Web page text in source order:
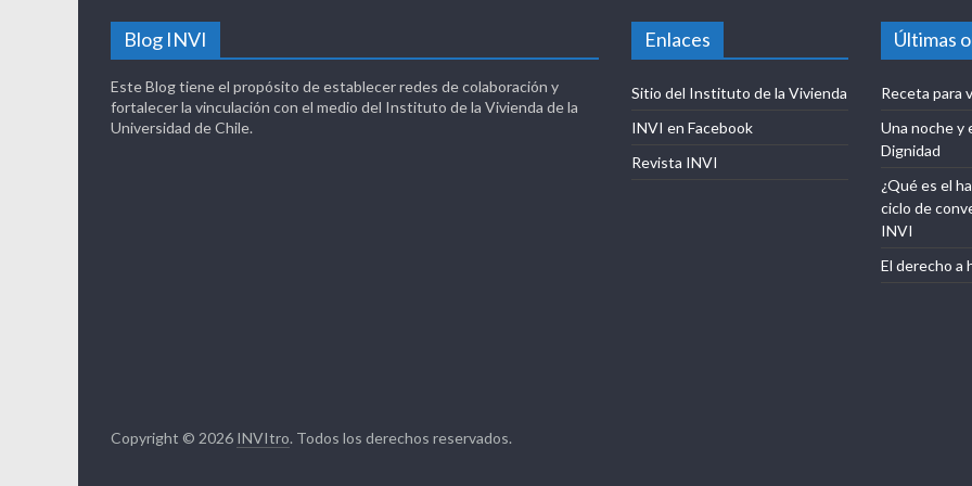
Blog INVI
Este Blog tiene el propósito de establecer redes de colaboración y
fortalecer la vinculación con el medio del Instituto de la Vivienda de la
Universidad de Chile.
Enlaces
Sitio del Instituto de la Vivienda
INVI en Facebook
Revista INVI
Últimas
Receta para
Una noche y
Dignidad
¿Qué es el
ciclo de
INVI
El derecho a
Copyright © 2026 INVItro. Todos los derechos reservados.